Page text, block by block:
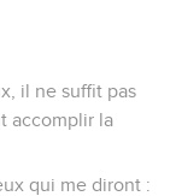
il ne suffit pas
accomplir la
qui me diront :